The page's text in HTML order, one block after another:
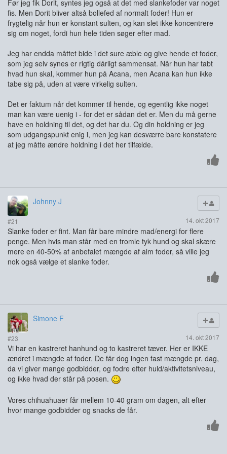
Før jeg fik Dorit, syntes jeg også at det med slankefoder var noget
fis. Men Dorit bliver altså bollefed af normalt foder! Hun er
frygtelig når hun er konstant sulten, og kan slet ikke koncentrere
sig om noget, fordi hun hele tiden søger efter mad.
Jeg har endda måttet bide i det sure æble og give hende et foder,
som jeg selv synes er rigtig dårligt sammensat. Når hun har tabt
hvad hun skal, kommer hun på Acana, men Acana kan hun ikke
tabe sig på, uden at være virkelig sulten.
Det er faktum når det kommer til hende, og egentlig ikke noget
man kan være uenig i - for det er sådan det er. Men du må gerne
have en holdning til det, og det har du. Og din holdning er jeg
som udgangspunkt enig i, men jeg kan desværre bare konstatere
at jeg måtte ændre holdning i det her tilfælde.
Johnny J
#21 14. okt 2017
Slanke foder er fint. Man får bare mindre mad/energi for flere
penge. Men hvis man står med en tromle tyk hund og skal skære
mere en 40-50% af anbefalet mængde af alm foder, så ville jeg
nok også vælge et slanke foder.
Simone F
#23 14. okt 2017
Vi har en kastreret hanhund og to kastreret tæver. Her er IKKE
ændret i mængde af foder. De får dog ingen fast mængde pr. dag,
da vi giver mange godbidder, og fodre efter huld/aktivitetsniveau,
og ikke hvad der står på posen.
Vores chihuahuaer får mellem 10-40 gram om dagen, alt efter
hvor mange godbidder og snacks de får.